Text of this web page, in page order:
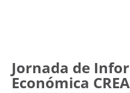
Jornada de
Económica CREA